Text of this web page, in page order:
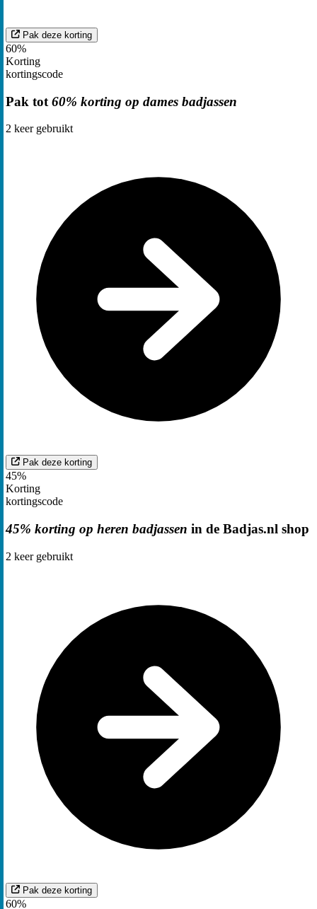
Pak deze korting
60%
Korting
kortingscode
Pak tot 60% korting op dames badjassen
2 keer gebruikt
Pak deze korting
45%
Korting
kortingscode
45% korting op heren badjassen in de Badjas.nl shop
2 keer gebruikt
Pak deze korting
60%